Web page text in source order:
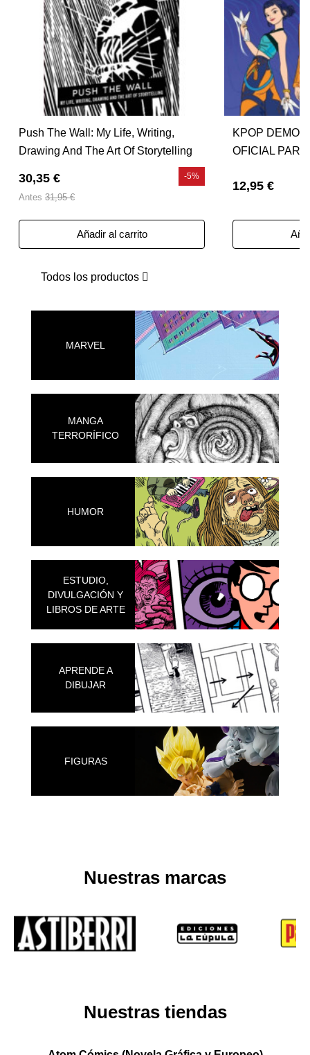
Push The Wall: My Life, Writing,
Drawing And The Art Of Storytelling
30,35 €
Antes 31,95 €
-5%
Añadir al carrito
KPOP
OFICIAL
12,95 €
Todos los productos
MARVEL
MANGA
TERRORÍFICO
HUMOR
ESTUDIO,
DIVULGACIÓN Y
LIBROS DE ARTE
APRENDE A
DIBUJAR
FIGURAS
Nuestras marcas
Nuestras tiendas